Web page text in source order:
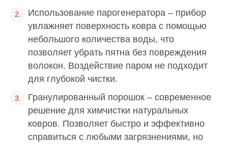
Использование парогенератора – прибор
увлажняет поверхность ковра с помощью
небольшого количества воды, что
позволяет убрать пятна без повреждения
волокон. Воздействие паром не подходит
для глубокой чистки.
Гранулированный порошок – современное
решение для химчистки натуральных
ковров. Позволяет быстро и эффективно
справиться с любыми загрязнениями, но